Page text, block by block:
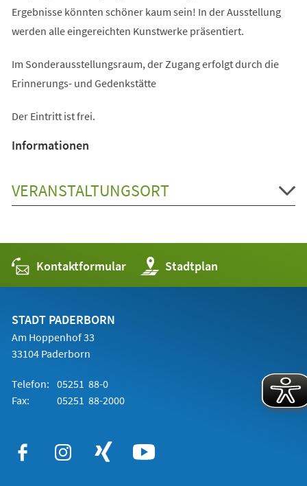
Ergebnisse könnten schöner kaum sein! In der Ausstellung
werden alle eingereichten Kunstwerke präsentiert.
Im Sonderausstellungsraum, der Zugang erfolgt durch die
Erinnerungs- und Gedenkstätte
Der Eintritt ist frei.
Informationen
VERANSTALTUNGSORT
Kontaktformular Stadtplan
(Öffnet
in
einem
STADT PADERBORN
Am Hoppenhof 33
33104 Paderborn
Telefon: 05251 88-0
Fax:
05251 88-2000